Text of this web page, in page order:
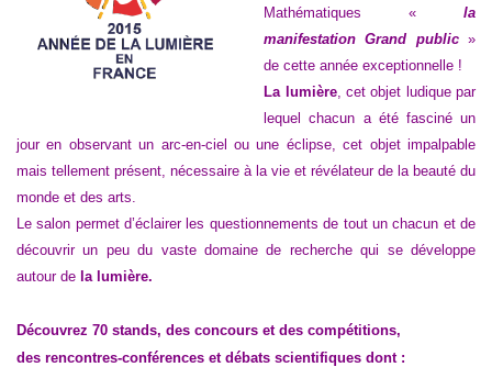
Mathématiques « la
manifestation Grand public »
de cette année exceptionnelle !
La lumière, cet objet ludique par
lequel chacun a été fasciné un
jour en observant un arc-en-ciel ou une éclipse, cet objet impalpable
mais tellement présent, nécessaire à la vie et révélateur de la beauté du
monde et des arts.
Le salon permet d’éclairer les questionnements de tout un chacun et de
découvrir un peu du vaste domaine de recherche qui se développe
autour de la lumière.
Découvrez 70 stands, des concours et des compétitions,
des rencontres-conférences et débats scientifiques dont :